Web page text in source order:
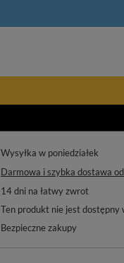
Wysyłka w poniedziałek
Darmowa i szybka dostawa od
14dni na łatwy zwrot
Ten produkt nie jest dostępny
Bezpieczne zakupy